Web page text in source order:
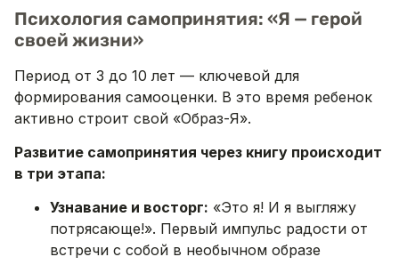
Психология самопринятия: «Я — герой
своей жизни»
Период от 3 до 10 лет — ключевой для
формирования самооценки. В это время ребенок
активно строит свой «Образ-Я».
Развитие самопринятия через книгу происходит
в три этапа:
Узнавание и восторг: «Это я! И я выгляжу
потрясающе!». Первый импульс радости от
встречи с собой в необычном образе